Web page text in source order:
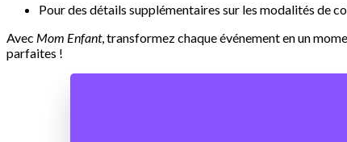
Pour des détails supplémentaires sur les modalités de
Avec Mom Enfant, transformez chaque événement en un
parfaites !